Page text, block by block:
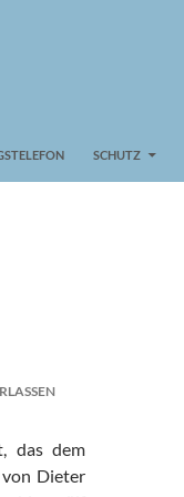
SCHUTZ
das dem
von Dieter